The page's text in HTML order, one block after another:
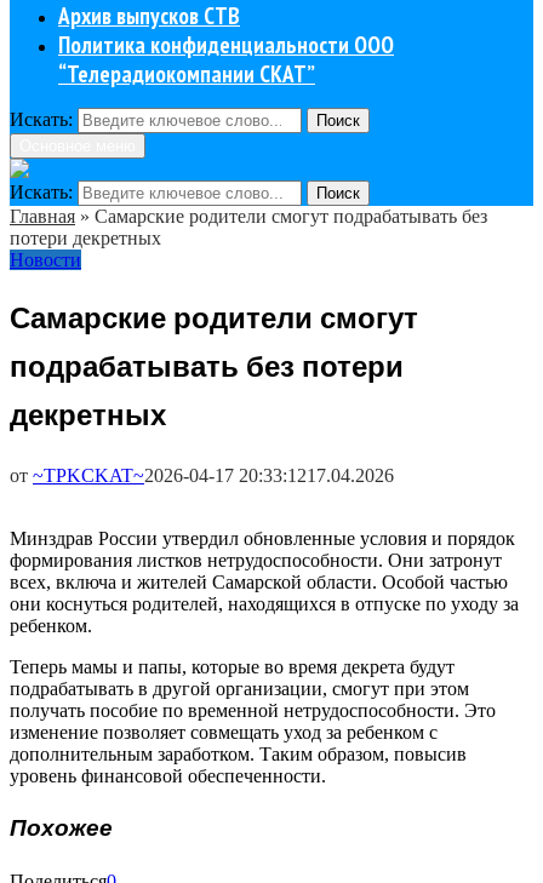
Архив выпусков СТВ
Политика конфиденциальности ООО
“Телерадиокомпании СКАТ”
Искать:
Поиск
Искать: Поиск
Главная » Самарские родители смогут подрабатывать без
потери декретных
Новости
Самарские родители смогут
подрабатывать без потери
декретных
от ~TPKCKAT~2026-04-17 20:33:1217.04.2026
Минздрав России утвердил обновленные условия и порядок
формирования листков нетрудоспособности. Они затронут
всех, включа и жителей Самарской области. Особой частью
они коснуться родителей, находящихся в отпуске по уходу за
ребенком.
Теперь мамы и папы, которые во время декрета будут
подрабатывать в другой организации, смогут при этом
получать пособие по временной нетрудоспособности. Это
изменение позволяет совмещать уход за ребенком с
дополнительным заработком. Таким образом, повысив
уровень финансовой обеспеченности.
Похожее